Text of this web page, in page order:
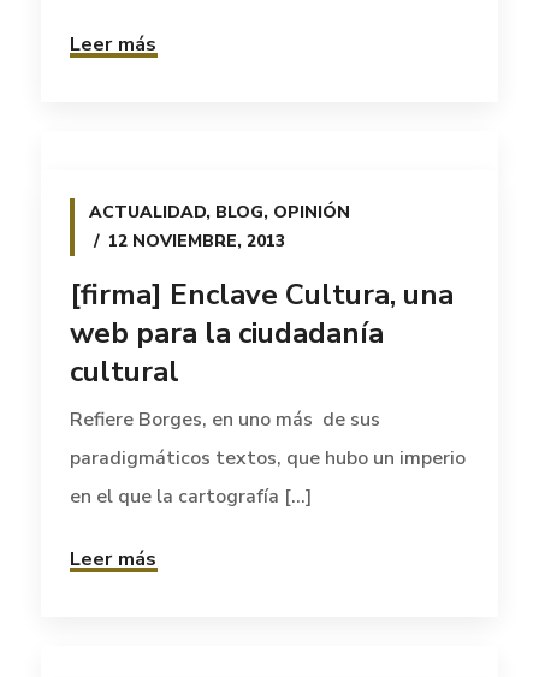
Leer más
ACTUALIDAD, BLOG, OPINIÓN
12 NOVIEMBRE, 2013
[firma] Enclave Cultura, una
web para la ciudadanía
cultural
Refiere Borges, en uno más de sus
paradigmáticos textos, que hubo un imperio
en el que la cartografía [...]
Leer más